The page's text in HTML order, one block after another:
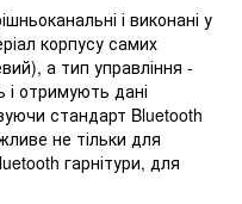
і виконані у
корпусу самих
а тип управління -
отримують дані
стандарт Bluetooth
не тільки для
гарнітури, для